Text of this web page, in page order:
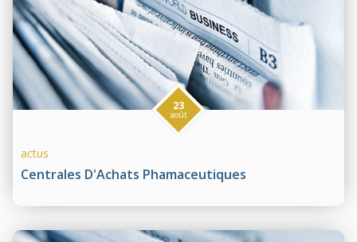
Centrales D'Achats Phamaceutiques
23
août
actus